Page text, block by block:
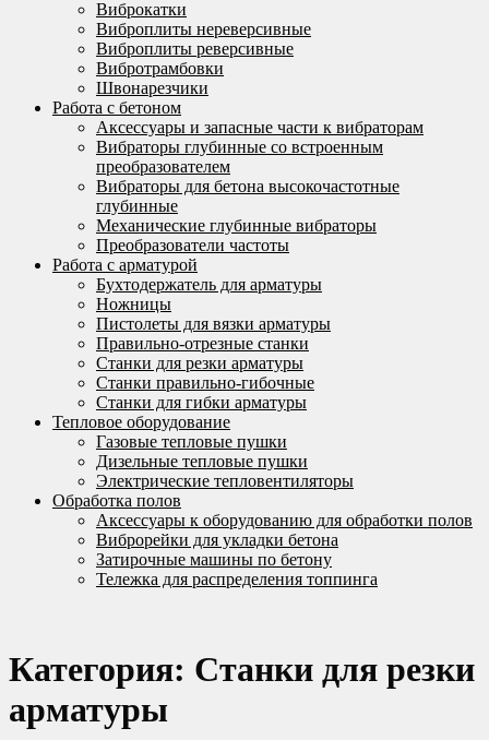
Виброкатки
Виброплиты нереверсивные
Виброплиты реверсивные
Вибротрамбовки
Швонарезчики
Работа с бетоном
Аксессуары и запасные части к вибраторам
Вибраторы глубинные со встроенным
преобразователем
Вибраторы для бетона высокочастотные
глубинные
Механические глубинные вибраторы
Преобразователи частоты
Работа с арматурой
Бухтодержатель для арматуры
Ножницы
Пистолеты для вязки арматуры
Правильно-отрезные станки
Станки для резки арматуры
Станки правильно-гибочные
Станки для гибки арматуры
Тепловое оборудование
Газовые тепловые пушки
Дизельные тепловые пушки
Электрические тепловентиляторы
Обработка полов
Аксессуары к оборудованию для обработки полов
Виброрейки для укладки бетона
Затирочные машины по бетону
Тележка для распределения топпинга
Категория: Станки для резки
арматуры